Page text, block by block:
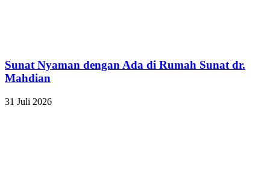
Sunat Nyaman dengan Ada di Rumah Sunat dr.
Mahdian
31 Juli 2026